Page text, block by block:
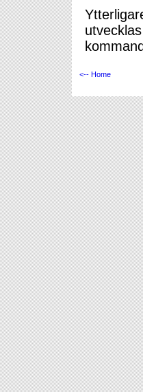
<-- Home